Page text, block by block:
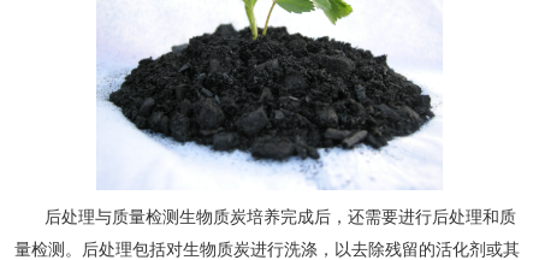
后处理与质量检测生物质炭培养完成后，还需要进行后处理和质
量检测。后处理包括对生物质炭进行洗涤，以去除残留的活化剂或其